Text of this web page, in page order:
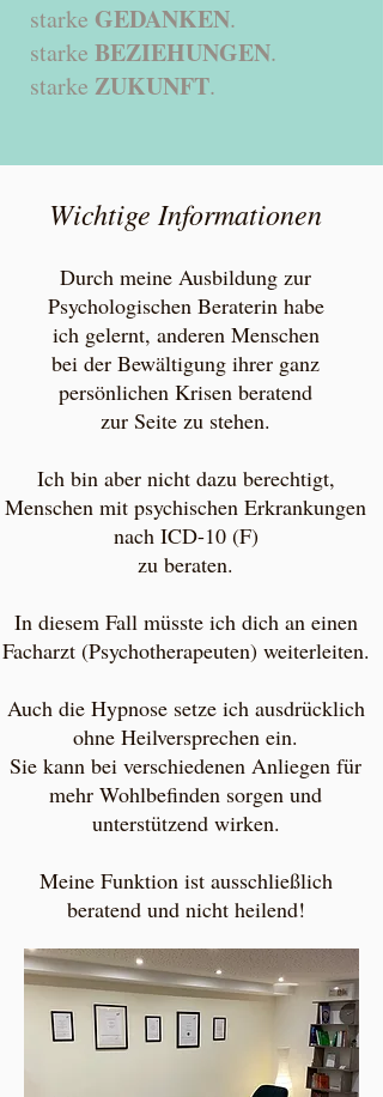
starke GEDANKEN.
starke BEZIEHUNGEN.
starke ZUKUNFT.
Wichtige Informationen
Durch meine Ausbildung zur
Psychologischen Beraterin habe
ich gelernt, anderen Menschen
bei der Bewältigung ihrer ganz
persönlichen Krisen beratend
zur Seite zu stehen.​
Ich bin aber nicht dazu berechtigt,
Menschen mit psychischen Erkrankungen
nach ICD-10 (F)
zu beraten.
In diesem Fall müsste ich dich an einen
Facharzt (Psychotherapeuten) weiterleiten.
​Auch die Hypnose setze ich ausdrücklich
ohne Heilversprechen ein.
Sie kann bei verschiedenen Anliegen für
mehr Wohlbefinden sorgen und
unterstützend wirken.​
Meine Funktion ist ausschließlich
beratend und nicht heilend!